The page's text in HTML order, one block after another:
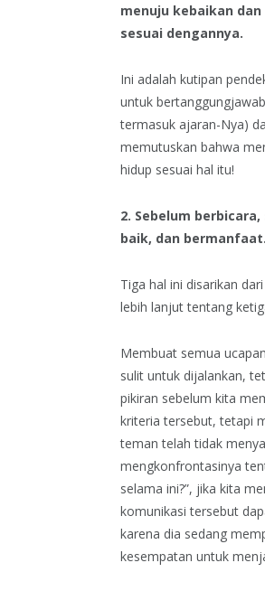
menuju kebaikan
sesuai dengannya.
Ini adalah kutipan
untuk
termasuk ajaran-Nya)
memutuskan bahwa
hidup sesuai hal itu!
2. Sebelum
baik, dan bermanfaat.
Tiga hal ini disarikan
lebih lanjut tentang
Membuat semua
sulit untuk dijalankan,
pikiran sebelum kita
kriteria tersebut, tetapi
teman telah tidak
mengkonfrontasinya
selama ini?”, jika kita
komunikasi tersebut
karena dia sedang
kesempatan untuk